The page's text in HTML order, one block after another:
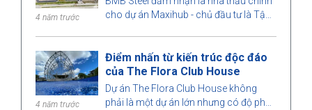
4 năm trước
cho dự án Maxihub - chủ đầu tư là Tập
4 năm trước
Điểm nhấn từ kiến trúc độc đáo
của The Flora Club House
Dự án The Flora Club House không
phải là một dự án lớn nhưng có độ phức